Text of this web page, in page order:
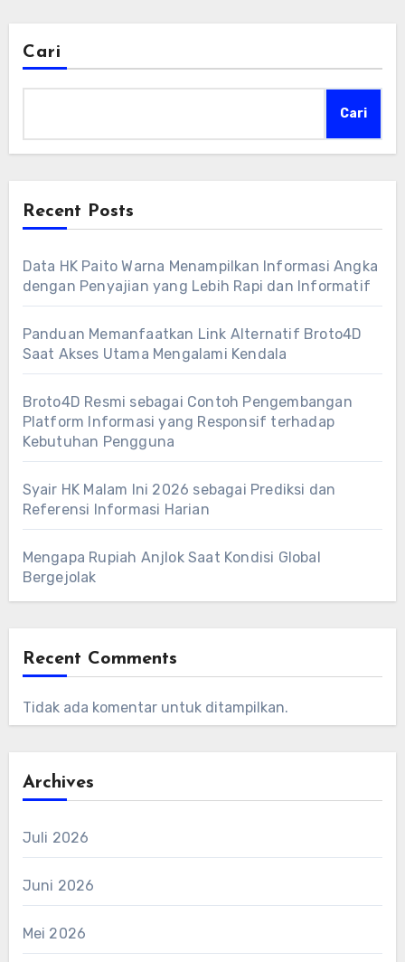
Cari
Cari
Recent Posts
Data HK Paito Warna Menampilkan Informasi Angka
dengan Penyajian yang Lebih Rapi dan Informatif
Panduan Memanfaatkan Link Alternatif Broto4D
Saat Akses Utama Mengalami Kendala
Broto4D Resmi sebagai Contoh Pengembangan
Platform Informasi yang Responsif terhadap
Kebutuhan Pengguna
Syair HK Malam Ini 2026 sebagai Prediksi dan
Referensi Informasi Harian
Mengapa Rupiah Anjlok Saat Kondisi Global
Bergejolak
Recent Comments
Tidak ada komentar untuk ditampilkan.
Archives
Juli 2026
Juni 2026
Mei 2026